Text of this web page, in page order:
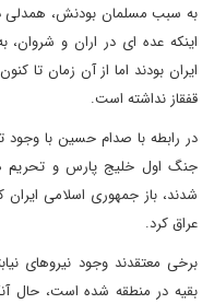
به سبب مسلمان بودنش،
اینکه عده ای در اران و
ایران بودند اما از آن زمان تا
قفقاز نداشته است.
در رابطه با صدام حسین با
جنگ اول خلیج پارس و تحریم
شدند، باز جمهوری اسلامی
عراق کرد.
برخی معتقدند وجود نیروهای
بقیه در منطقه شده است، حال